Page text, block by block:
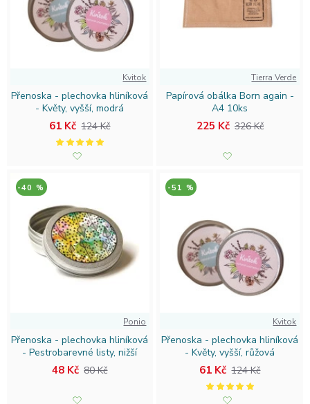
Kvitok
Přenoska - plechovka hliníková
- Květy, vyšší, modrá
61 Kč 124 Kč
Tierra Verde
Papírová obálka Born again -
A4 10ks
225 Kč 326 Kč
-40 %
Ponio
Přenoska - plechovka hliníková
- Pestrobarevné listy, nižší
48 Kč 80 Kč
-51 %
Kvitok
Přenoska - plechovka hliníková
- Květy, vyšší, růžová
61 Kč 124 Kč